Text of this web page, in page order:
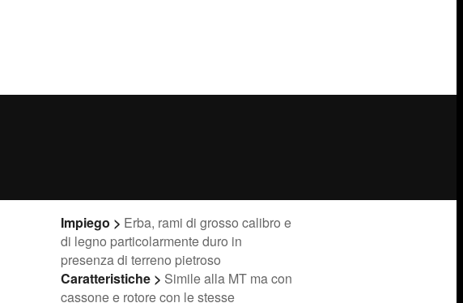
Impiego > Erba, rami di grosso calibro e
di legno particolarmente duro in
presenza di terreno pietroso
Caratteristiche > Simile alla MT ma con
cassone e rotore con le stesse